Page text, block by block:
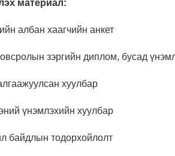
материал:
албан хаагчийн анкет
зэргийн диплом, бусад
хуулбар
үнэмлэхийн хуулбар
тодорхойлолт